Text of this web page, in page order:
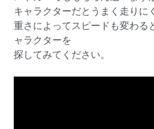
キャラクターだとうまく走りに
重さによってスピードも変わる
ャラクターを
探してみてください。